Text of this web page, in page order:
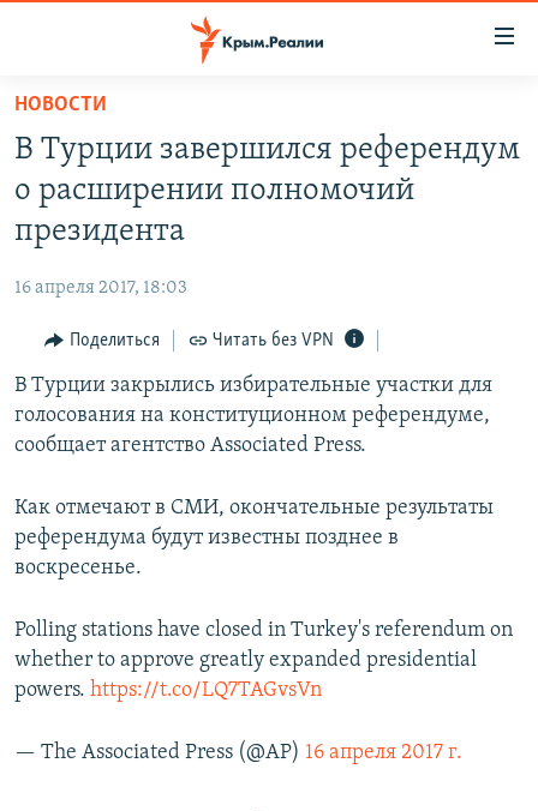
Вернуться
основному
содержанию
Вернутся
главной
навигации
Вернутся
поиску
СПЕЦПРОЕКТЫ
11 ЛЕТ ОККУПАЦИИ КРЫМА. 11 ИСТОРИЙ СОПРОТИВЛЕНИЯ
ВОДА
ЕЩЕ
ИНТЕРАКТИВ
ИНФОГРАФИКА
ТЕЛЕПРОЕКТ КРЫМ.РЕАЛИИ
ПРОПАВШИЕ БЕЗ ВЕСТИ
ПОБЕДИТЕЛЕЙ НЕ СУДЯТ?
ELIFBE
УКРАИНСКАЯ ПРОБЛЕМА КРЫМА
РАДІО СВОБОДА
КАК ОБОЙТИ БЛОКИРОВКУ
Українською
Qırımtatar
НОВОСТИ
В Турции завершился референдум
о расширении полномочий
президента
16 апреля 2017, 18:03
Поделиться Читать без VPN
В Турции закрылись избирательные участки для
голосования на конституционном референдуме,
сообщает агентство Associated Press.
Как отмечают в СМИ, окончательные результаты
референдума будут известны позднее в
воскресенье.
Polling stations have closed in Turkey's referendum on
whether to approve greatly expanded presidential
powers. https://t.co/LQ7TAGvsVn
— The Associated Press (@AP) 16 апреля 2017 г.